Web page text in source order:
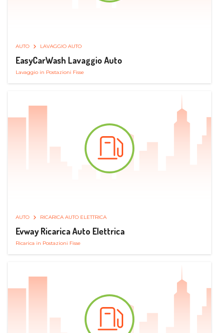
AUTO LAVAGGIO AUTO
EasyCarWash Lavaggio Auto
Lavaggio in Postazioni Fisse
AUTO RICARICA AUTO ELETTRICA
Evway Ricarica Auto Elettrica
Ricarica in Postazioni Fisse